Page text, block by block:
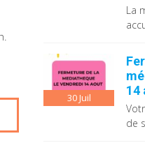
La
30Juil
14
de